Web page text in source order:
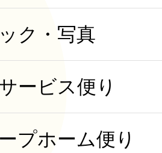
ク・写真
ービス便り
プホーム便り